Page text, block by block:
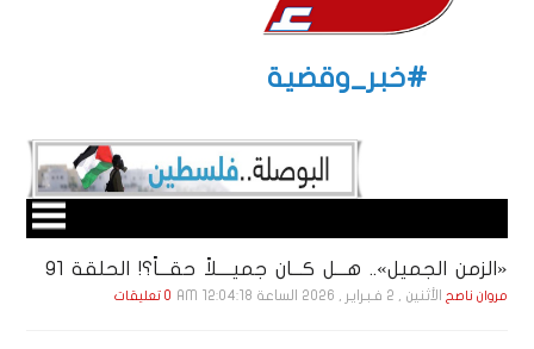
#خبر_وقضية
«الزمن الجميل».. هـــل كـــان جميــــلاً حقـــاً؟! الحلقة 91
مروان ناصح الأثنين , 2 فـبـرايـر , 2026 الساعة 12:04:18 AM 0 تعليقات